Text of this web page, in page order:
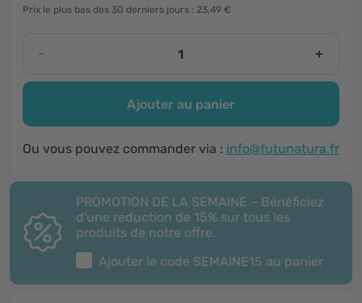
Prix le plus bas des 30 derniers jours : 23,49 €
- +
Ajouter au panier
Ou vous pouvez commander via : info@futunatura.fr
PROMOTION DE LA SEMAINE – Bénéficiez
d'une réduction de 15% sur tous les
produits de notre offre.
Ajouter le code SEMAINE15 au panier